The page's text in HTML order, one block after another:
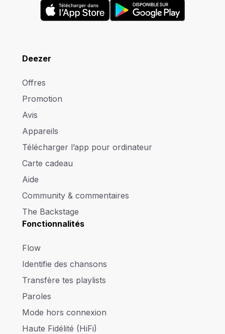
Deezer
Offres
Promotion
Avis
Appareils
Télécharger l’app pour ordinateur
Carte cadeau
Aide
Community & commentaires
The Backstage
Fonctionnalités
Flow
Identifie des chansons
Transfère tes playlists
Paroles
Mode hors connexion
Haute Fidélité (HiFi)